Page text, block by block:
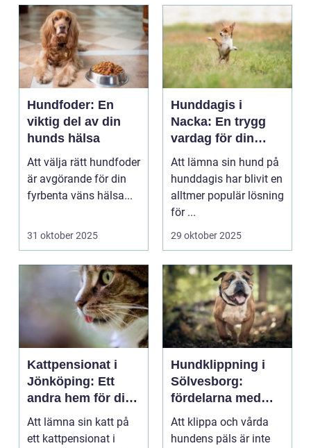
Hundfoder: En
viktig del av din
hunds hälsa
Att välja rätt hundfoder
är avgörande för din
fyrbenta väns hälsa...
31 oktober 2025
Hunddagis i
Nacka: En trygg
vardag för din
fyrbenta vän
Att lämna sin hund på
hunddagis har blivit en
alltmer populär lösning
för ...
29 oktober 2025
Kattpensionat i
Jönköping: Ett
andra hem för din
katt
Att lämna sin katt på
ett kattpensionat i
Hundklippning i
Sölvesborg:
fördelarna med
professionell
pälsvård
Att klippa och vårda
hundens päls är inte